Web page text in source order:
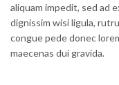
aliquam impedit, sed ad
dignissim wisi ligula,
congue pede donec
maecenas dui gravida.